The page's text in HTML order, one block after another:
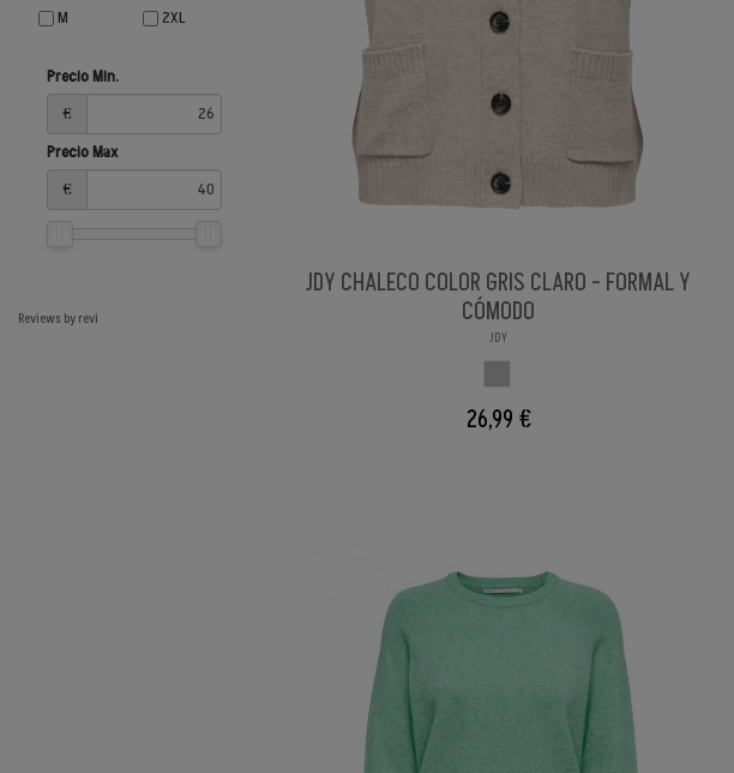
JDY CHALECO COLOR GRIS CLARO - FORMAL Y
CÓMODO
JDY
26,99 €
M
2XL
Precio Min.
€
Precio Max
€
Reviews by revi